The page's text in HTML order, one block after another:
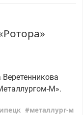
М».
металлург-м